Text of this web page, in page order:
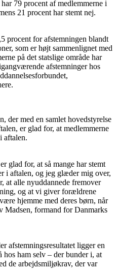
79 procent af medlemmerne i
21 procent har stemt nej.
procent for afstemningen blandt
som er højt sammenlignet med
på det statslige område har
afstemninger hos
der med en samlet hovedstyrelse
er glad for, at medlemmerne
aftalen.
glad for, at så mange har stemt
i aftalen, og jeg glæder mig over,
at alle nyuddannede fremover
og at vi giver forældrene
hjemme med deres børn, når
Madsen, formand for Danmarks
afstemningsresultatet ligger en
ham selv – der bunder i, at
de arbejdsmiljøkrav, der var